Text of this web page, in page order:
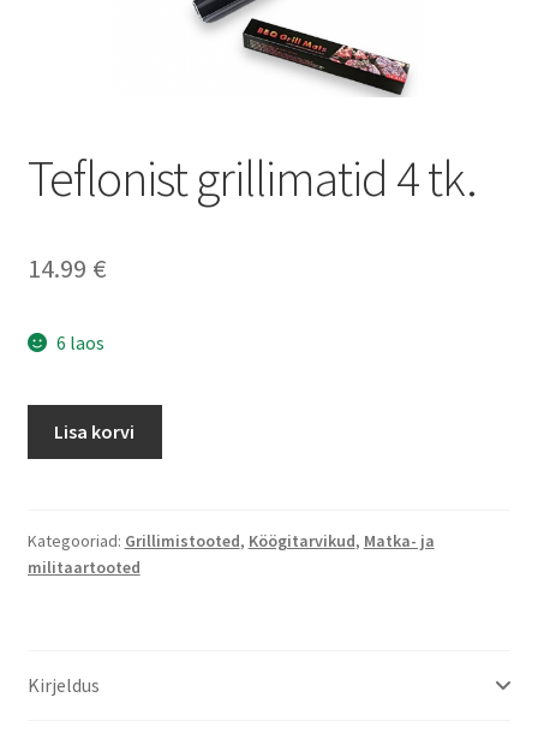
Teflonist grillimatid 4 tk.
14.99 €
6 laos
kogus
Lisa korvi
Kategooriad: Grillimistooted, Köögitarvikud, Matka- ja
militaartooted
Kirjeldus